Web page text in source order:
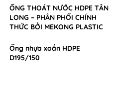
ỐNG THOÁT NƯỚC HDPE TÂN
LONG – PHÂN PHỐI CHÍNH
THỨC BỞI MEKONG PLASTIC
Ống nhựa xoắn HDPE
D195/150